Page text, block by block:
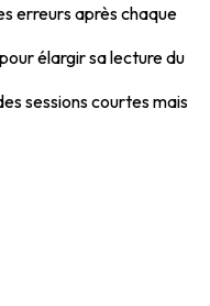
erreurs après chaque
élargir sa lecture du
sessions courtes mais